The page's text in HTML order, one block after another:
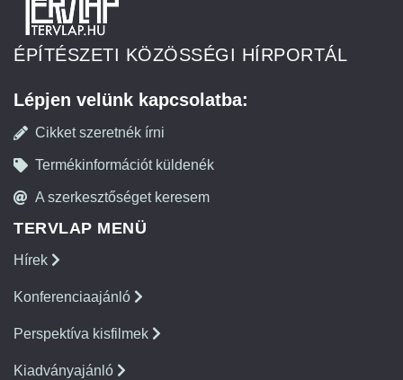
ÉPÍTÉSZETI KÖZÖSSÉGI HÍRPORTÁL
Lépjen velünk kapcsolatba:
Cikket szeretnék írni
Termékinformációt küldenék
A szerkesztőséget keresem
TERVLAP MENÜ
Hírek
Konferenciaajánló
Perspektíva kisfilmek
Kiadványajánló